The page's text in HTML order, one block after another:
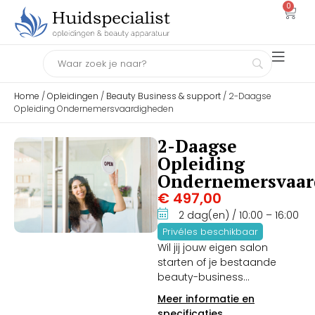
0
Home /Opleidingen / Beauty Business & support / 2-Daagse
Opleiding Ondernemersvaardigheden
2-Daagse
Opleiding
€ 497,00
2 dag(en) / 10:00 – 16:00
Privéles beschikbaar
Wil jij jouw eigen salon
starten of je bestaande
beauty-business
transformeren tot een
financieel succesvol bedrijf?
Meer informatie en